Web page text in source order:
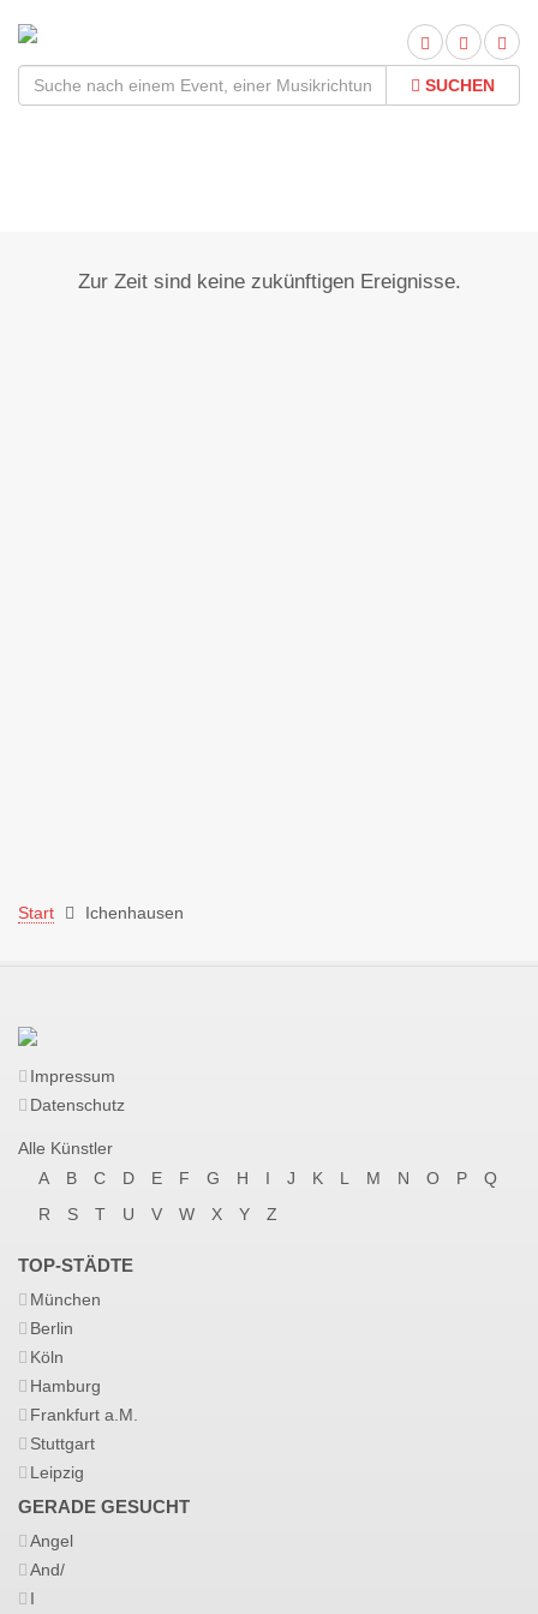
SUCHEN
Zur Zeit sind keine zukünftigen Ereignisse.
Start Ichenhausen
Impressum
Datenschutz
Alle Künstler
A
B C D E F G H I J K L M N O P
Q
R
S T U V W X Y Z
TOP-STÄDTE
München
Berlin
Köln
Hamburg
Frankfurt a.M.
Stuttgart
Leipzig
GERADE GESUCHT
Angel
And/
I